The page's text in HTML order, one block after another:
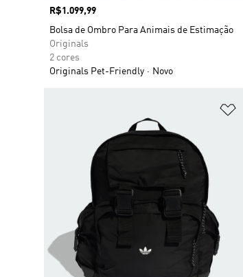
Preço
R$1.099,99
Bolsa de Ombro Para Animais de Estimação
Originals
2 cores
Originals Pet-Friendly
Novo